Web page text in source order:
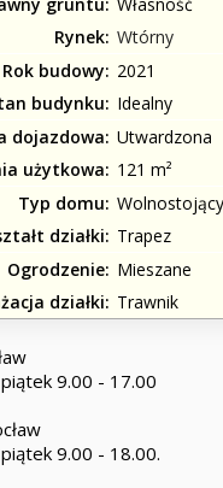
Rynek Wtórny
Rok budowy
2021
budynku
Idealny
dojazdowa Utwardzona
użytkowa
121 m²
Typ domu Wolnostojący
działki
Trapez
Ogrodzenie Mieszane
działki
Trawnik
9.00 - 17.00
9.00 - 18.00.